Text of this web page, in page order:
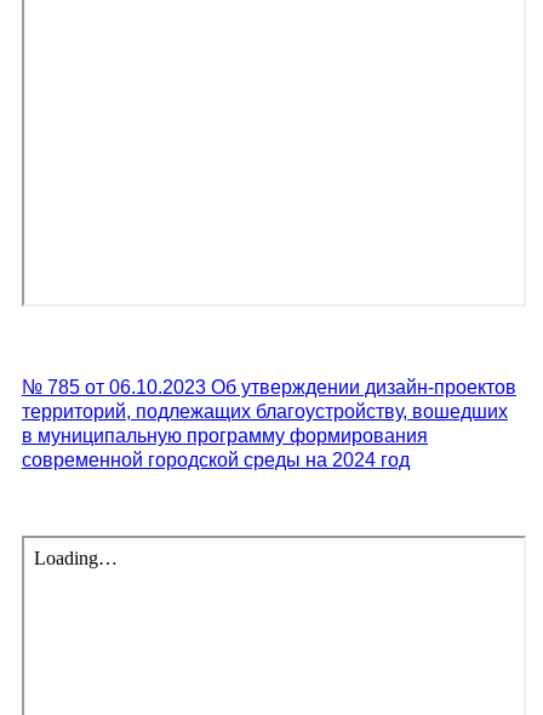
№ 785 от 06.10.2023 Об утверждении дизайн-проектов
территорий, подлежащих благоустройству, вошедших
в муниципальную программу формирования
современной городской среды на 2024 год